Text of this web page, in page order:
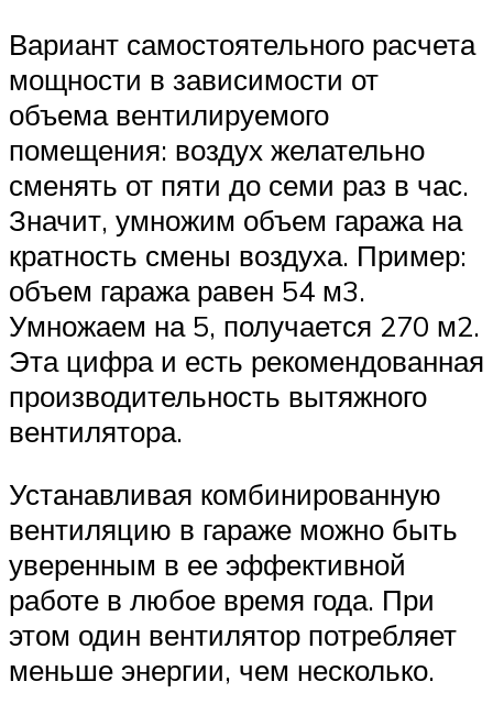
Вариант самостоятельного расчета
мощности в зависимости от
объема вентилируемого
помещения: воздух желательно
сменять от пяти до семи раз в час.
Значит, умножим объем гаража на
кратность смены воздуха. Пример:
объем гаража равен 54 м3.
Умножаем на 5, получается 270 м2.
Эта цифра и есть рекомендованная
производительность вытяжного
вентилятора.
Устанавливая комбинированную
вентиляцию в гараже можно быть
уверенным в ее эффективной
работе в любое время года. При
этом один вентилятор потребляет
меньше энергии, чем несколько.